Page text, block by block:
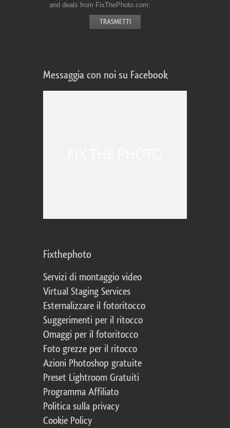
and deals from FixThePhoto.com
Messaggia con noi su Facebook
Fixthephoto
Servizi di montaggio video
Virtual Staging Services
Esternalizzare il fotoritocco
Suggerimenti per il ritocco
Omaggi per il fotoritocco
Foto grezze per il ritocco
Azioni Photoshop gratuite
Preset Lightroom Gratuiti
Programma Affiliato
Politica sulla privacy
Cookie Policy